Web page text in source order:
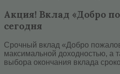
Акция! Вклад «Добро
сегодня
Срочный вклад «Добро
максимальной доходностью, а
выбора окончания вклада